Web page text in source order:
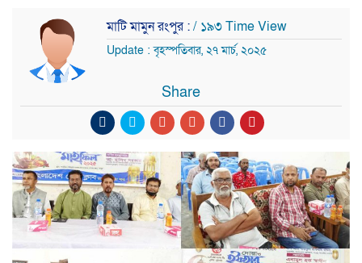
মাটি মামুন রংপুর :/ ১৯৩ Time View
Update : বৃহস্পতিবার, ২৭ মার্চ, ২০২৫
Share